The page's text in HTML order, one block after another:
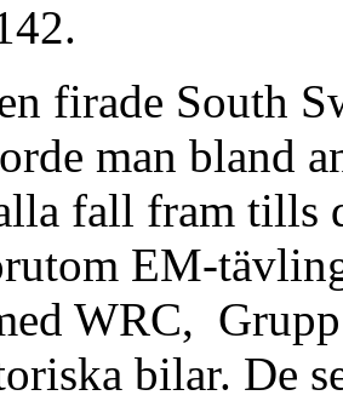
firade South
man bland
fall fram tills
EM-
WRC,
bilar. De